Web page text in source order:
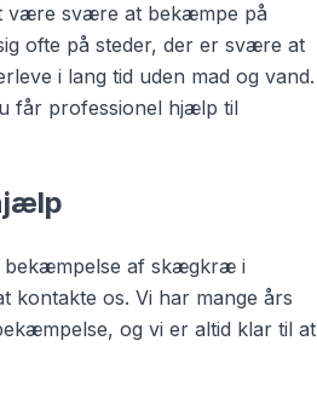
svære at bekæmpe på
ofte på steder, der er svære at
i lang tid uden mad og vand.
får professionel hjælp til
af skægkræ i
kontakte os. Vi har mange års
og vi er altid klar til at